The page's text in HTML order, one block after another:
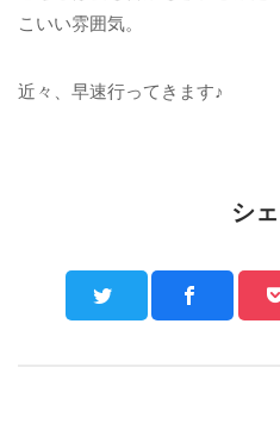
こいい雰囲気。
近々、早速行ってきます♪
シ